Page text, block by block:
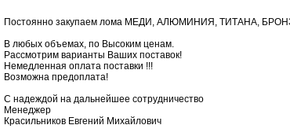
Постоянно закупаем лома МЕДИ, АЛЮМИНИЯ, ТИТАНА,
В любых объемах, по Высоким ценам.
Рассмотрим варианты Ваших поставок!
Немедленная оплата поставки !!!
Возможна предоплата!
С надеждой на дальнейшее сотрудничество
Менеджер
Красильников Евгений Михайлович